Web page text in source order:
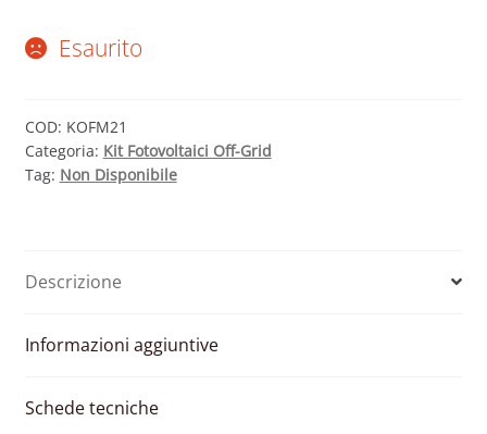
Esaurito
COD: KOFM21
Categoria: Kit Fotovoltaici Off-Grid
Tag: Non Disponibile
Descrizione
Informazioni aggiuntive
Schede tecniche